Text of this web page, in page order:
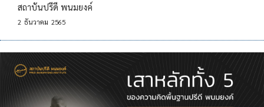
สถาบันปรีดี พนมยงค์
2 ธันวาคม 2565